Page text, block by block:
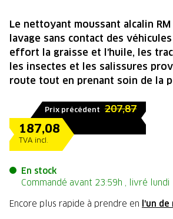
Prix précédent 207,87
187,08
TVA incl.
En stock
Commandé avant 23:59h , livré lundi
Encore plus rapide à prendre en l'un de
Le nettoyant moussant alcalin
lavage sans contact des
effort la graisse et l'huile, les
les insectes et les salissures
route tout en prenant soin de la